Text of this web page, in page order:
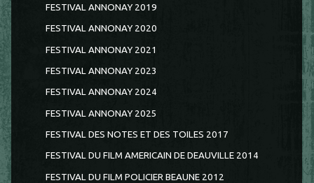
FESTIVAL ANNONAY 2019
FESTIVAL ANNONAY 2020
FESTIVAL ANNONAY 2021
FESTIVAL ANNONAY 2023
FESTIVAL ANNONAY 2024
FESTIVAL ANNONAY 2025
FESTIVAL DES NOTES ET DES TOILES 2017
FESTIVAL DU FILM AMERICAIN DE DEAUVILLE 2014
FESTIVAL DU FILM POLICIER BEAUNE 2012